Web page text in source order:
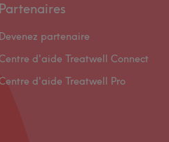
Partenaires
Devenez partenaire
d'aide Treatwell Connect
d'aide Treatwell Pro